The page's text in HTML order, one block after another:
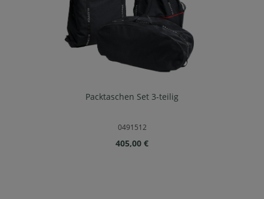
Packtaschen Set 3-teilig
0491512
Regulärer Preis:
405,00 €